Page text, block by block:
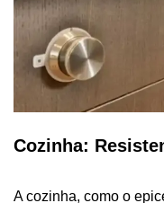
Cozinha:
A cozinha, como o